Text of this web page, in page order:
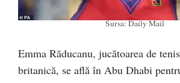
Sursa: Daily Mail
Emma Răducanu, jucătoarea de
britanică, se află în Abu Dhabi